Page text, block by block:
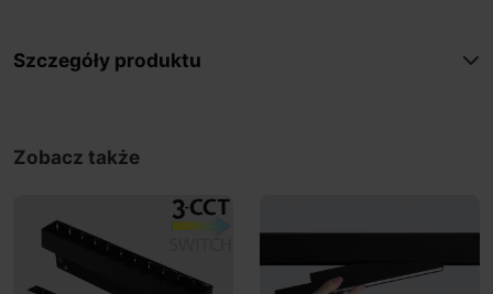
Szczegóły produktu
Zobacz także